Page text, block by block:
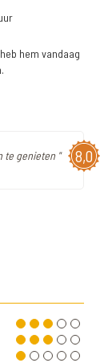
hem vandaag
8,0
te genieten "